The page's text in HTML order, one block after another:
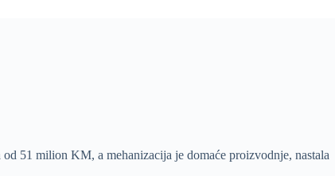
51 milion KM, a mehanizacija je domaće proizvodnje, nastala